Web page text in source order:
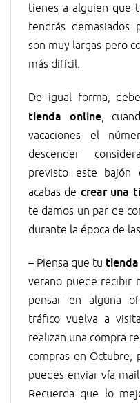
tienes a alguien que
tendrás demasiados
son muy largas pero
más difícil.
De igual forma,
tienda online,
vacaciones el
descender
previsto este bajón
acabas de crear una
te damos un par de
durante la época de
– Piensa que tu
verano puede recibir
pensar en alguna
tráfico vuelva a
realizan una compra
compras en Octubre,
puedes enviar vía
Recuerda que lo